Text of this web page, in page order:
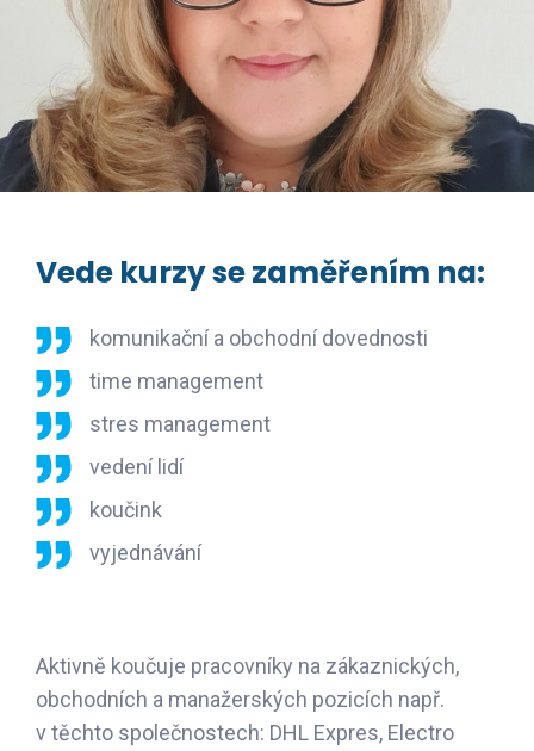
Vede kurzy se zaměřením na:
komunikační a obchodní dovednosti
time management
stres management
vedení lidí
koučink
vyjednávání
Aktivně koučuje pracovníky na zákaznických,
obchodních a manažerských pozicích např.
v těchto společnostech: DHL Expres, Electro